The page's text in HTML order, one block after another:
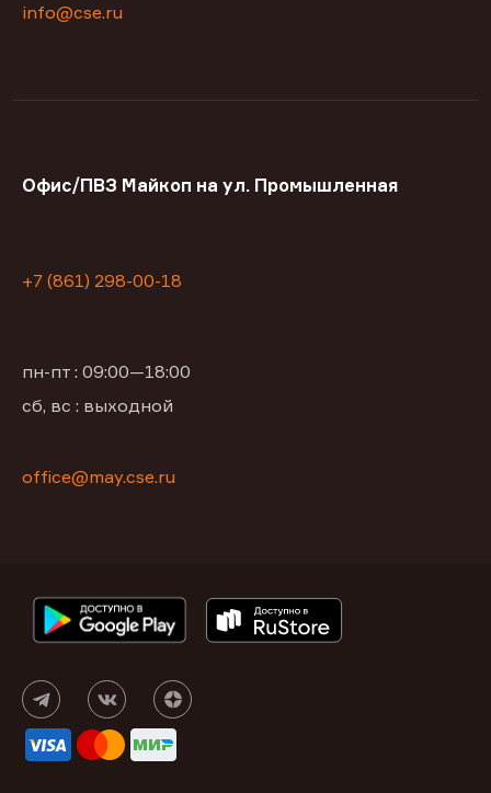
info@cse.ru
Офис/ПВЗ Майкоп на ул. Промышленная
+7 (861) 298-00-18
пн-пт : 09:00—18:00
сб, вс : выходной
office@may.cse.ru